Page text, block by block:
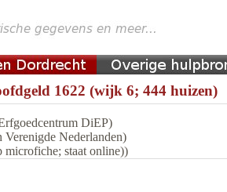
1622 (wijk 6; 444 huizen)
DiEP)
Verenigde Nederlanden)
microfiche; staat online))